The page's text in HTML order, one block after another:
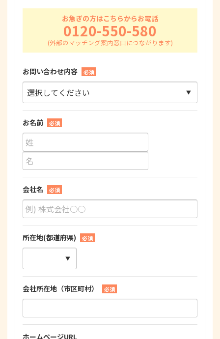
お急ぎの方はこちらからお電話
0120-550-580
お問い合わせ内容 必須
お名前 必須
会社名 必須
所在地(都道府県) 必須
会社所在地（市区町村） 必須
ホームページURL